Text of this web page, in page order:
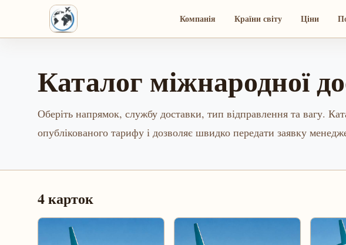
Компанія Країни світу Ціни
Каталог міжнародної
Оберіть напрямок, службу доставки, тип відправлення та вагу.
опублікованого тарифу і дозволяє швидко передати заявку
4карток